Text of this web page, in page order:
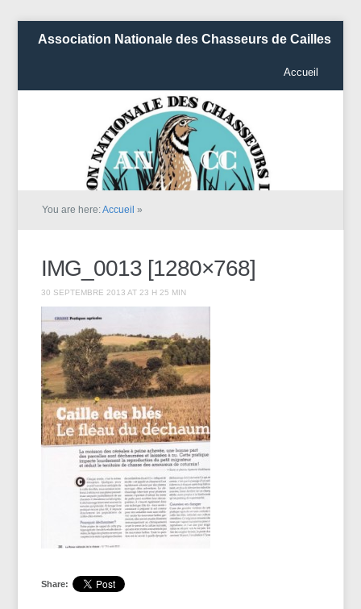
Association Nationale des Chasseurs de Cailles
Accueil
You are here:Accueil »
IMG_0013 [1280×768]
30 SEPTEMBRE 2013 AT 23 H 25 MIN
Share: